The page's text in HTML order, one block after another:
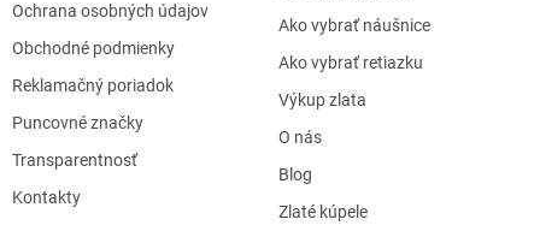
Ochrana osobných údajov
Obchodné podmienky
Reklamačný poriadok
Puncovné značky
Transparentnosť
Kontakty
Ako vybrať náušnice
Ako vybrať retiazku
Výkup zlata
O nás
Blog
Zlaté kúpele